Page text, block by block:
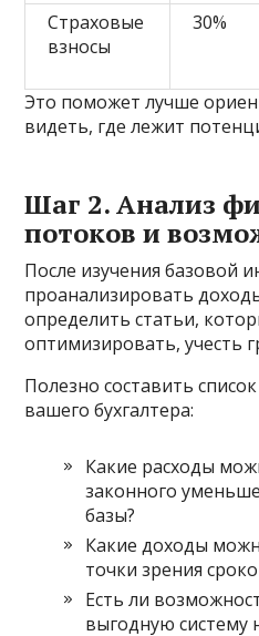
Страховые
взносы
30%
Это поможет лучше
видеть, где лежит
Шаг 2. Анализ
потоков и
После изучения базовой
проанализировать
определить статьи,
оптимизировать, учесть
Полезно составить
вашего бухгалтера:
Какие расходы
законного
базы?
Какие доходы
точки зрения
Есть ли
выгодную систему